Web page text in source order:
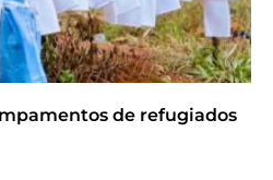
de refugiados